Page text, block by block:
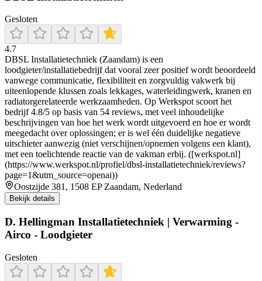
Gesloten
4.7
DBSL Installatietechniek (Zaandam) is een
loodgieter/installatiebedrijf dat vooral zeer positief wordt beoordeeld
vanwege communicatie, flexibiliteit en zorgvuldig vakwerk bij
uiteenlopende klussen zoals lekkages, waterleidingwerk, kranen en
radiatorgerelateerde werkzaamheden. Op Werkspot scoort het
bedrijf 4.8/5 op basis van 54 reviews, met veel inhoudelijke
beschrijvingen van hoe het werk wordt uitgevoerd en hoe er wordt
meegedacht over oplossingen; er is wel één duidelijke negatieve
uitschieter aanwezig (niet verschijnen/opnemen volgens een klant),
met een toelichtende reactie van de vakman erbij. ([werkspot.nl]
(https://www.werkspot.nl/profiel/dbsl-installatietechniek/reviews?
page=1&utm_source=openai))
Oostzijde 381, 1508 EP Zaandam, Nederland
Bekijk details
D. Hellingman Installatietechniek | Verwarming -
Airco - Loodgieter
Gesloten